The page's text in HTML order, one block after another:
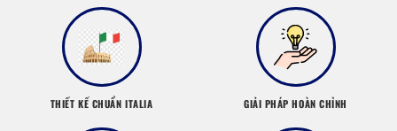
THIẾT KẾ CHUẨN ITALIA GIẢI PHÁP HOÀN CHỈNH